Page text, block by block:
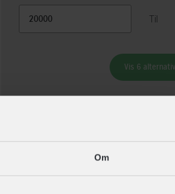
Om
Til
Vis 6